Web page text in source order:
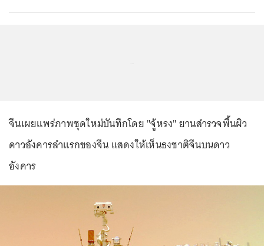
จีนเผยแพร่ภาพชุดใหม่บันทึกโดย "จู้หรง" ยานสำรวจพื้นผิว
ดาวอังคารลำแรกของจีน แสดงให้เห็นธงชาติจีนบนดาว
อังคาร